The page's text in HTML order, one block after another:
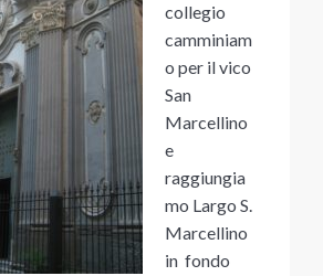
collegio
camminiam
o per il vico
San
Marcellino
e
raggiungia
mo Largo S.
Marcellino
in fondo